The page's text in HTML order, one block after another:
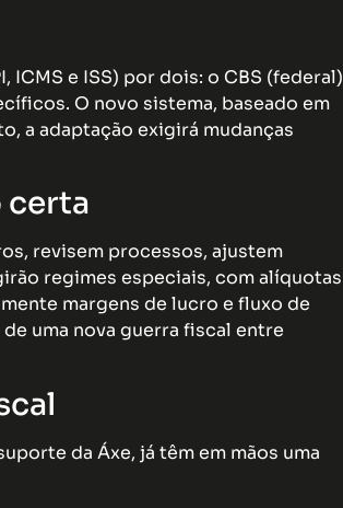
e ISS) por dois: o CBS (federal)
O novo sistema, baseado em
a adaptação exigirá mudanças
certa
revisem processos, ajustem
regimes especiais, com alíquotas
margens de lucro e fluxo de
uma nova guerra fiscal entre
da Áxe, já têm em mãos uma